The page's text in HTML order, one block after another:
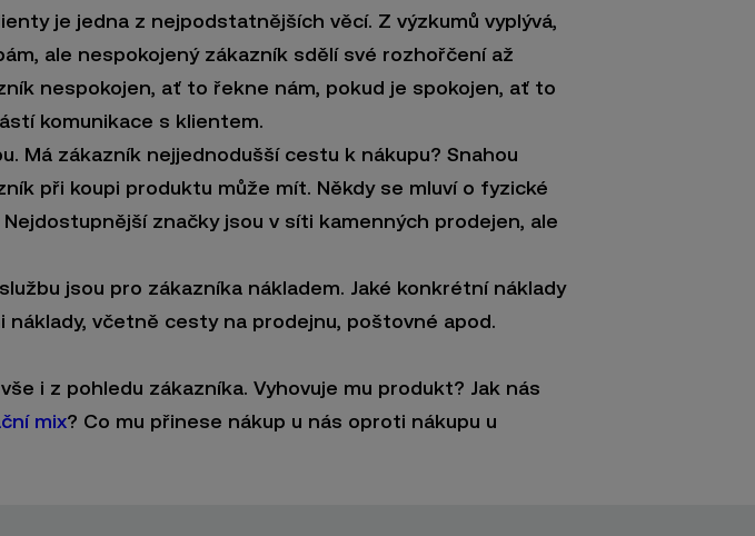
je jedna z nejpodstatnějších věcí. Z výzkumů vyplývá,
ale nespokojený zákazník sdělí své rozhořčení až
nespokojen, ať to řekne nám, pokud je spokojen, ať to
komunikace s klientem.
Má zákazník nejjednodušší cestu k nákupu? Snahou
při koupi produktu může mít. Někdy se mluví o fyzické
značky jsou v síti kamenných prodejen, ale
jsou pro zákazníka nákladem. Jaké konkrétní náklady
včetně cesty na prodejnu, poštovné apod.
i z pohledu zákazníka. Vyhovuje mu produkt? Jak nás
mix? Co mu přinese nákup u nás oproti nákupu u